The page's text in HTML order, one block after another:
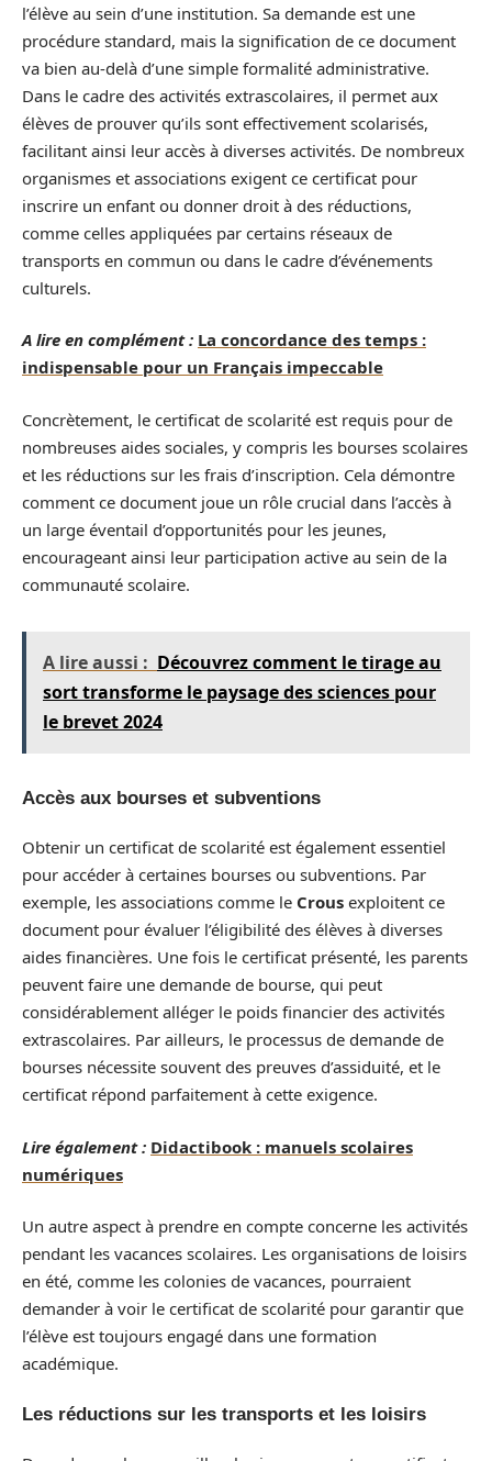
l’élève au sein d’une institution. Sa demande est une
procédure standard, mais la signification de ce document
va bien au-delà d’une simple formalité administrative.
Dans le cadre des activités extrascolaires, il permet aux
élèves de prouver qu’ils sont effectivement scolarisés,
facilitant ainsi leur accès à diverses activités. De nombreux
organismes et associations exigent ce certificat pour
inscrire un enfant ou donner droit à des réductions,
comme celles appliquées par certains réseaux de
transports en commun ou dans le cadre d’événements
culturels.
A lire en complément : La concordance des temps :
indispensable pour un Français impeccable
Concrètement, le certificat de scolarité est requis pour de
nombreuses aides sociales, y compris les bourses scolaires
et les réductions sur les frais d’inscription. Cela démontre
comment ce document joue un rôle crucial dans l’accès à
un large éventail d’opportunités pour les jeunes,
encourageant ainsi leur participation active au sein de la
communauté scolaire.
A lire aussi : Découvrez comment le tirage au
sort transforme le paysage des sciences pour
le brevet 2024
Accès aux bourses et subventions
Obtenir un certificat de scolarité est également essentiel
pour accéder à certaines bourses ou subventions. Par
exemple, les associations comme le Crous exploitent ce
document pour évaluer l’éligibilité des élèves à diverses
aides financières. Une fois le certificat présenté, les parents
peuvent faire une demande de bourse, qui peut
considérablement alléger le poids financier des activités
extrascolaires. Par ailleurs, le processus de demande de
bourses nécessite souvent des preuves d’assiduité, et le
certificat répond parfaitement à cette exigence.
Lire également : Didactibook : manuels scolaires
numériques
Un autre aspect à prendre en compte concerne les activités
pendant les vacances scolaires. Les organisations de loisirs
en été, comme les colonies de vacances, pourraient
demander à voir le certificat de scolarité pour garantir que
l’élève est toujours engagé dans une formation
académique.
Les réductions sur les transports et les loisirs